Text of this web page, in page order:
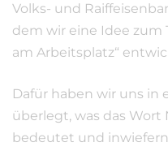
Volks- und
dem wir eine Idee zum
am Arbeitsplatz“
Dafür haben wir uns in
überlegt, was das
bedeutet und